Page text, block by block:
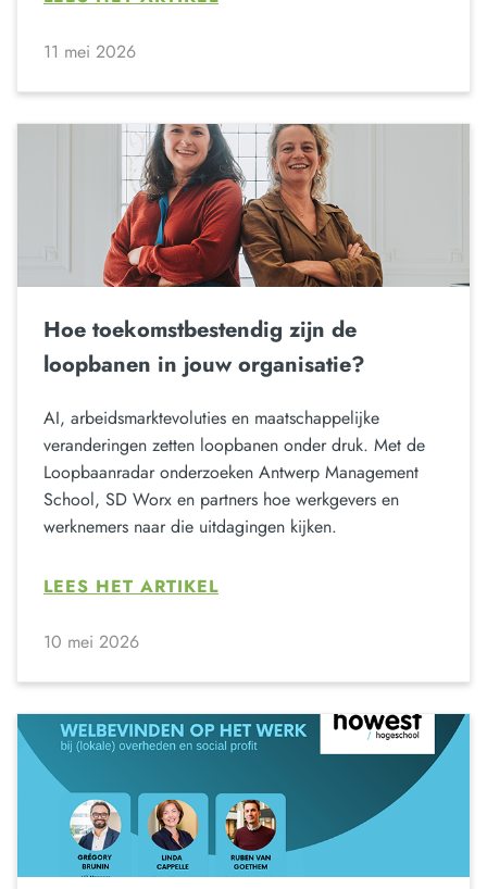
11 mei 2026
Hoe toekomstbestendig zijn de
loopbanen in jouw organisatie?
AI, arbeidsmarktevoluties en maatschappelijke
veranderingen zetten loopbanen onder druk. Met de
Loopbaanradar onderzoeken Antwerp Management
School, SD Worx en partners hoe werkgevers en
werknemers naar die uitdagingen kijken.
LEES HET ARTIKEL
10 mei 2026